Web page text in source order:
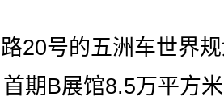
号的五洲车世界规
期B展馆8.5万平方